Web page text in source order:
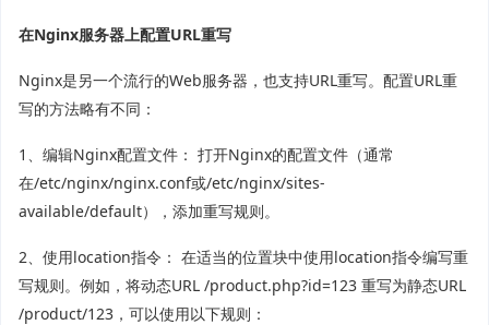
在Nginx服务器上配置URL重写
Nginx是另一个流行的Web服务器，也支持URL重写。配置URL重
写的方法略有不同：
1、编辑Nginx配置文件： 打开Nginx的配置文件（通常
在/etc/nginx/nginx.conf或/etc/nginx/sites-
available/default），添加重写规则。
2、使用location指令： 在适当的位置块中使用location指令编写重
写规则。例如，将动态URL /product.php?id=123 重写为静态URL
/product/123，可以使用以下规则：